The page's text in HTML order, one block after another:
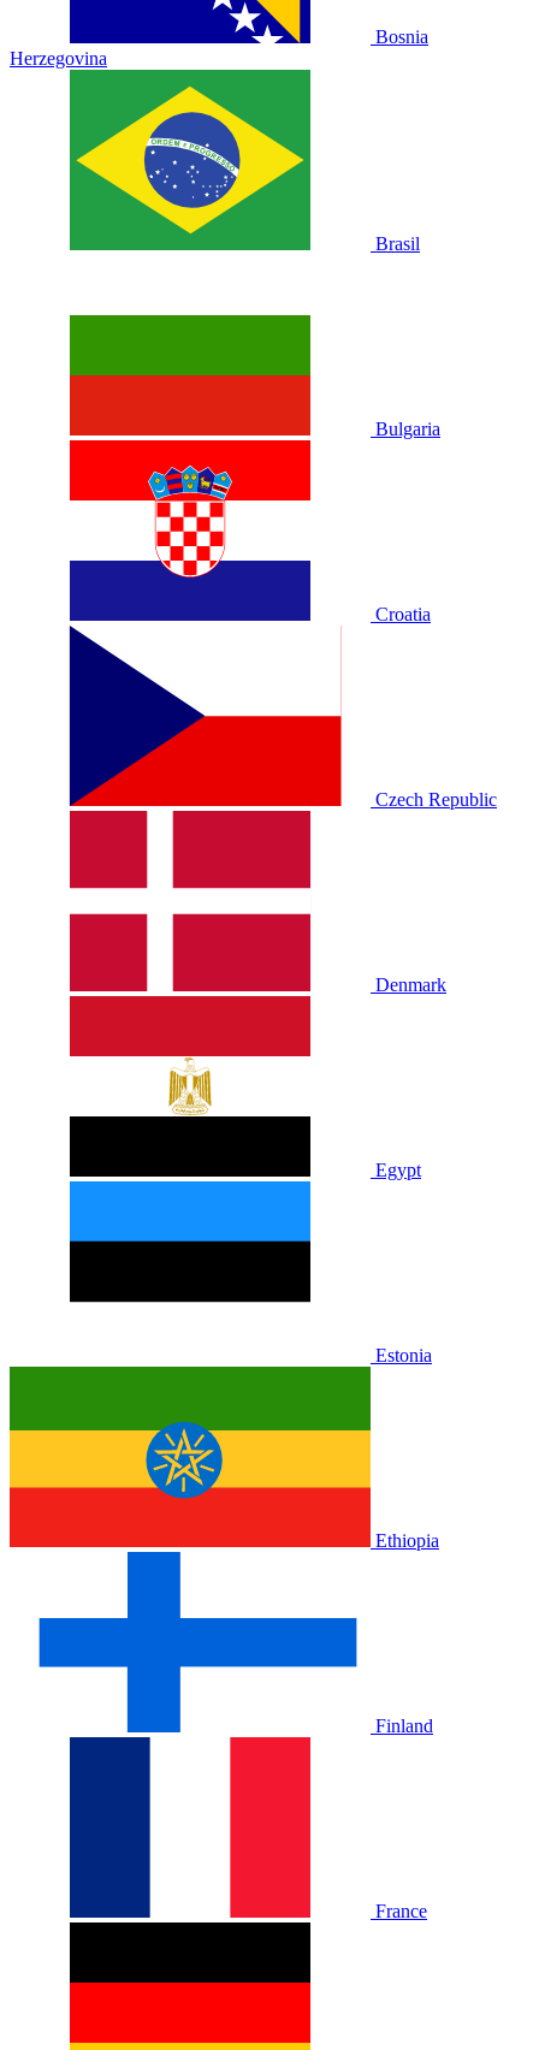
Bosnia
Herzegovina
Brasil
Bulgaria
Croatia
Czech Republic
Denmark
Egypt
Estonia
Ethiopia
Finland
France